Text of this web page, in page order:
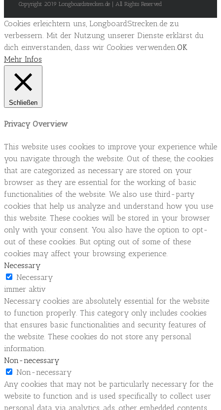
Copyright 2019 Longboardstrecken.de | All Rights Reserved
Cookies erleichtern uns, LongboardStrecken.de zu
verbessern. Mit der Nutzung unserer Dienste erklärst du
dich einverstanden, dass wir Cookies verwenden.OK
Mehr Infos
Schließen
Privacy Overview
This website uses cookies to improve your experience while
you navigate through the website. Out of these, the cookies
that are categorized as necessary are stored on your
browser as they are essential for the working of basic
functionalities of the website. We also use third-party
cookies that help us analyze and understand how you use
this website. These cookies will be stored in your browser
only with your consent. You also have the option to opt-
out of these cookies. But opting out of some of these
cookies may affect your browsing experience.
Necessary
Necessary
immer aktiv
Necessary cookies are absolutely essential for the website
to function properly. This category only includes cookies
that ensures basic functionalities and security features of
the website. These cookies do not store any personal
information.
Non-necessary
Non-necessary
Any cookies that may not be particularly necessary for the
website to function and is used specifically to collect user
personal data via analytics, ads, other embedded contents